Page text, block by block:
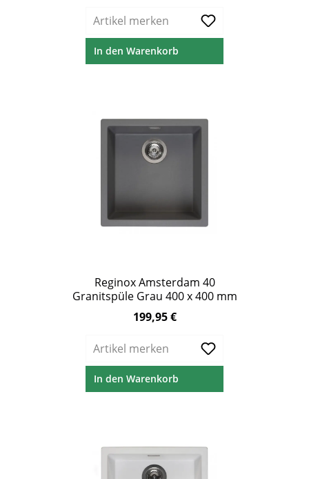
Artikel merken
In den Warenkorb
Reginox Amsterdam 40
Granitspüle Grau 400 x 400 mm
Regulärer Preis:
199,95 €
Artikel merken
In den Warenkorb